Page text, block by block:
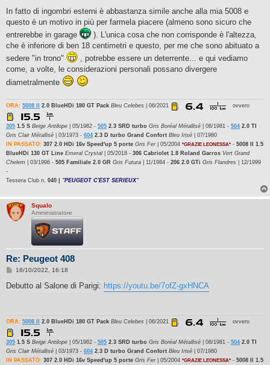
s
a
g
g
i
In fatto di ingombri esterni è abbastanza simile anche alla mia 5008 e
questo è un motivo in più per farmela piacere (almeno sono sicuro che
entrerebbe in garage
). L'unica cosa che non corrisponde è l'altezza,
che è inferiore di ben 18 centimetri e questo, per me che sono abituato a
sedere "in trono"
, potrebbe essere un deterrente... e qui vediamo
come, a volte, le considerazioni personali possano divergere
diametralmente
ORA: 5008 II 2.0 BlueHDi 180 GT Pack Bleu Celebes | 06/2021 ovvero
305 1.5 S Beige Antilope | 05/1982 - 505 2.3 SRD turbo Gris Boréal Métallisé | 08/1981 - 504 2.0 TI
Gris Clair Métallisé | 03/1973 - 604 2.3 D turbo Grand Confort Bleu Irisé | 07/1980
IN PASSATO: 307 2.0 HDi 16v Speed'up 5 porte Gris Fer| 05/2004 *GRAZIE LEONESSA* - 5008 II 1.5
BlueHDi 130 GT Line Emeral Crystal | 05/2018 - 306 Cabriolet 1.8 Roland Garros Vert Grand
Chelem | 03/1996 - 505 Familiale 2.0 GR Gris Futura | 11/1984 - 206 2.0 GTi Gris Flandres | 12/1999
-
Tessera Club n. 040 | "PEUGEOT C'EST SERIEUX"
Squalo
Amministratore
Re: Peugeot 408
M
s
i
18/10/2022, 16:18
Debutto al Salone di Parigi: https://youtu.be/7ofZ-gxHNCA
ORA: 5008 II 2.0 BlueHDi 180 GT Pack Bleu Celebes | 06/2021 ovvero
305 1.5 S Beige Antilope | 05/1982 - 505 2.3 SRD turbo Gris Boréal Métallisé | 08/1981 - 504 2.0 TI
Gris Clair Métallisé | 03/1973 - 604 2.3 D turbo Grand Confort Bleu Irisé | 07/1980
IN PASSATO: 307 2.0 HDi 16v Speed'up 5 porte Gris Fer| 05/2004 *GRAZIE LEONESSA* - 5008 II 1.5